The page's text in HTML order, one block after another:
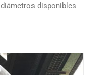
disponibles